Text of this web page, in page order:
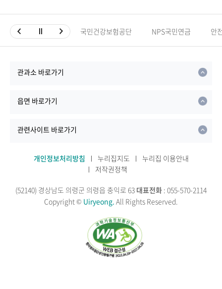
국민건강보험공단 NPS국민연금 안
관과소 바로가기
읍면 바로가기
관련사이트 바로가기
개인정보처리방침 누리집지도
누리집 이용안내
저작권정책
(52140) 경상남도 의령군 의령읍 충익로 63 대표전화 : 055-570-2114
Copyright © Uiryeong. All Rights Reserved.